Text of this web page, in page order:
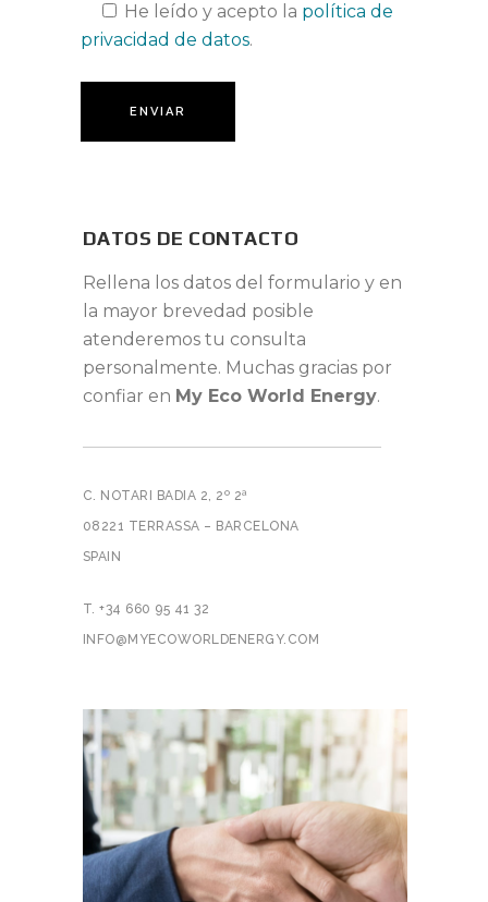
He leído y acepto la política de
privacidad de datos.
DATOS DE CONTACTO
Rellena los datos del formulario y en
la mayor brevedad posible
atenderemos tu consulta
personalmente. Muchas gracias por
confiar en My Eco World Energy.
C. NOTARI BADIA 2, 2º 2ª
08221 TERRASSA – BARCELONA
SPAIN
T. +34 660 95 41 32
INFO@MYECOWORLDENERGY.COM